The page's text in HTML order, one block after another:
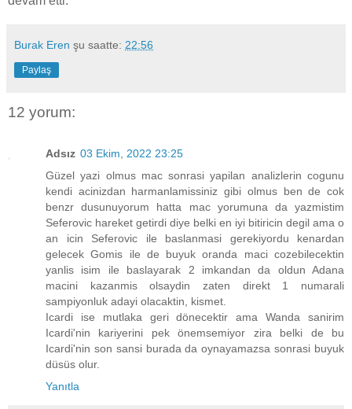
Burak Eren şu saatte: 22:56
Paylaş
12 yorum:
Adsız 03 Ekim, 2022 23:25
Güzel yazi olmus mac sonrasi yapilan analizlerin cogunu
kendi acinizdan harmanlamissiniz gibi olmus ben de cok
benzr dusunuyorum hatta mac yorumuna da yazmistim
Seferovic hareket getirdi diye belki en iyi bitiricin degil ama o
an icin Seferovic ile baslanmasi gerekiyordu kenardan
gelecek Gomis ile de buyuk oranda maci cozebilecektin
yanlis isim ile baslayarak 2 imkandan da oldun Adana
macini kazanmis olsaydin zaten direkt 1 numarali
sampiyonluk adayi olacaktin, kismet.
Icardi ise mutlaka geri dönecektir ama Wanda sanirim
Icardi'nin kariyerini pek önemsemiyor zira belki de bu
Icardi'nin son sansi burada da oynayamazsa sonrasi buyuk
düsüs olur.
Yanıtla